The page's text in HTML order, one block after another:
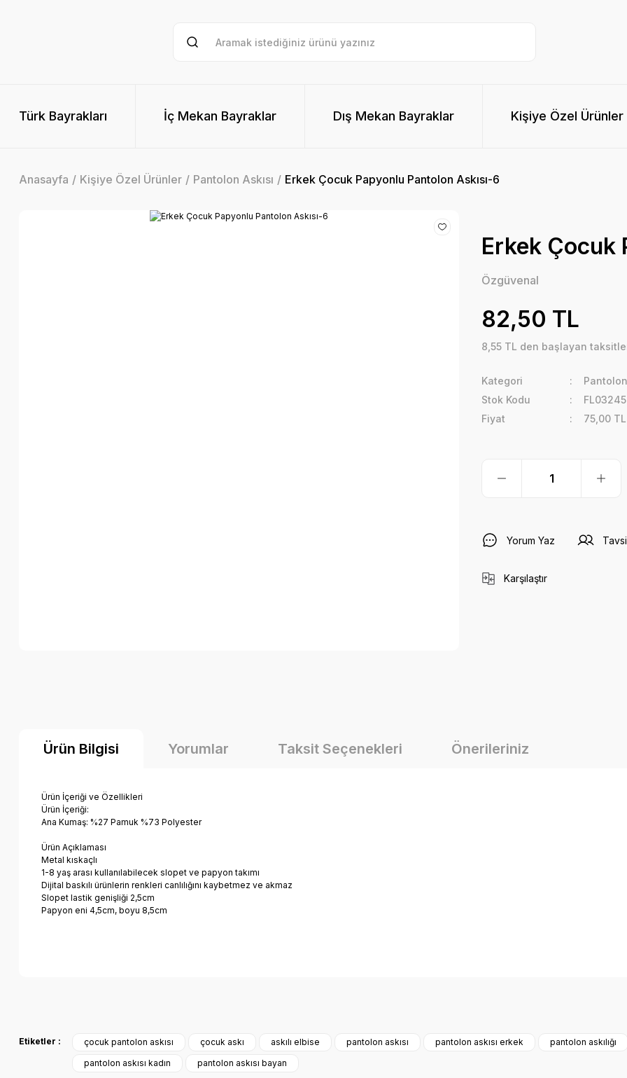
Türk Bayrakları İç Mekan Bayraklar Dış Mekan Bayraklar Kişiye Özel Ürünler
Anasayfa Kişiye Özel Ürünler Pantolon Askısı Erkek Çocuk Papyonlu Pantolon Askısı-6
Erkek Çocuk
Özgüvenal
82,50 TL
8,55 TL den başlayan
Kategori
Pantolon
Stok Kodu
FL03245
Fiyat
75,00
Yorum Yaz
Karşılaştır
Ürün Bilgisi Yorumlar Taksit Seçenekleri Önerileriniz
Ürün İçeriği ve Özellikleri
Ürün İçeriği:
Ana Kumaş: %27 Pamuk %73 Polyester
Ürün Açıklaması
Metal kıskaçlı
1-8 yaş arası kullanılabilecek slopet ve papyon takımı
Dijital baskılı ürünlerin renkleri canlılığını kaybetmez ve akmaz
Slopet lastik genişliği 2,5cm
Papyon eni 4,5cm, boyu 8,5cm
Etiketler : çocuk pantolon askısı çocuk askı askılı elbise pantolon askısı pantolon askısı erkek pantolon askılığı
pantolon askısı kadın
pantolon askısı bayan